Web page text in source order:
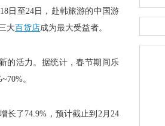
日至24日，赴韩旅游的中国游
大百货店成为最大受益者。
的活力。据统计，春节期间乐
。
长了74.9%，预计截止到2月24